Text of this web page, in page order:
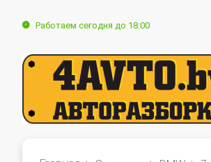
Работаем сегодня до 18:00